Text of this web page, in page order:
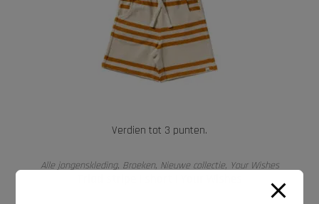
Verdien tot 3 punten.
OPTIES SELECTEREN
Alle jongenskleding, Broeken, Nieuwe collectie, Your Wishes